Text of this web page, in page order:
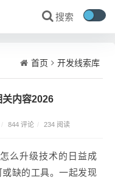
首页 开发线索库
内容2026
/ 844 评论 / 234 阅读
么升级技术的日益成
缺的工具。一起发现